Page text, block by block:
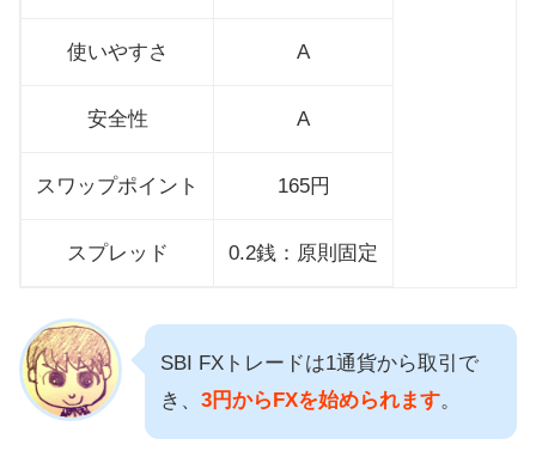
使いやすさ A
安全性 A
スワップポイント 165円
スプレッド 0.2銭：原則固定
SBI FXトレードは1通貨から取引で
き、 3円からFXを始められます。